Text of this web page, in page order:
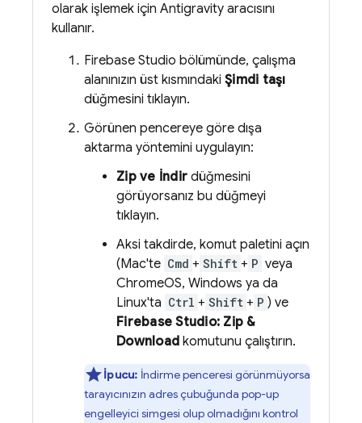
olarak işlemek için Antigravity aracısını
kullanır.
Firebase Studio bölümünde, çalışma
alanınızın üst kısmındaki Şimdi taşı
düğmesini tıklayın.
Görünen pencereye göre dışa
aktarma yöntemini uygulayın:
Zip ve İndir düğmesini
görüyorsanız bu düğmeyi
tıklayın.
Aksi takdirde, komut paletini açın
(Mac'te Cmd + Shift + P veya
ChromeOS, Windows ya da
Linux'ta Ctrl + Shift + P ) ve
Firebase Studio: Zip &
Download komutunu çalıştırın.
İpucu: İndirme penceresi görünmüyorsa
tarayıcınızın adres çubuğunda pop-up
engelleyici simgesi olup olmadığını kontrol